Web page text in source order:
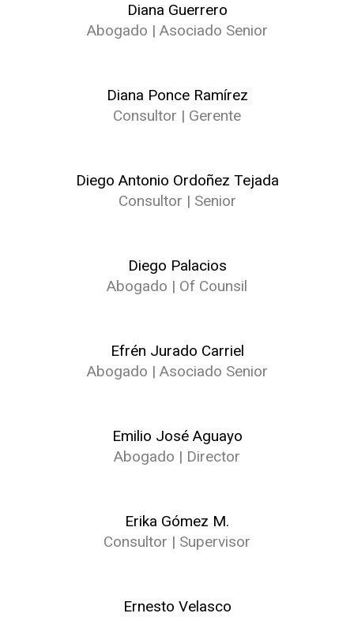
Diana Guerrero
Abogado | Asociado Senior
Diana Ponce Ramírez
Consultor | Gerente
Diego Antonio Ordoñez Tejada
Consultor | Senior
Diego Palacios
Abogado | Of Counsil
Efrén Jurado Carriel
Abogado | Asociado Senior
Emilio José Aguayo
Abogado | Director
Erika Gómez M.
Consultor | Supervisor
Ernesto Velasco